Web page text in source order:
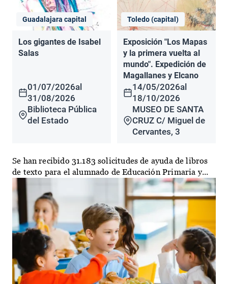
Guadalajara capital
Los gigantes de Isabel
Salas
01/07/2026al
31/08/2026
Biblioteca Pública
del Estado
Toledo (capital)
Exposición "Los Mapas
y la primera vuelta al
mundo". Expedición de
Magallanes y Elcano
14/05/2026al
18/10/2026
MUSEO DE SANTA
CRUZ C/ Miguel de
Cervantes, 3
Se han recibido 31.183 solicitudes de ayuda de libros
de texto para el alumnado de Educación Primaria y...